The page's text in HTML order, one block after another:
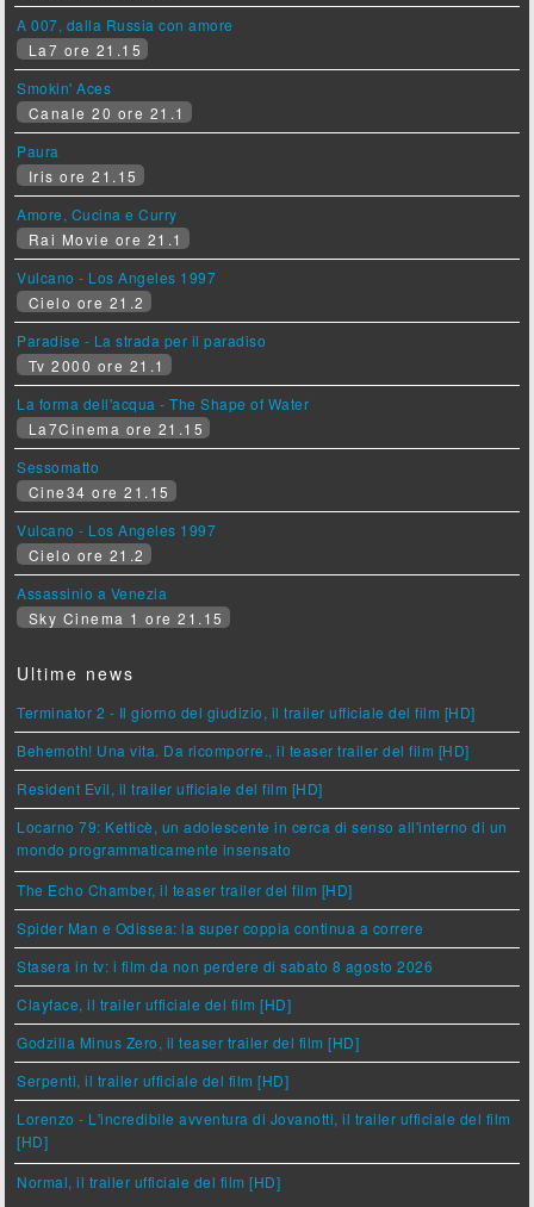
A 007, dalla Russia con amore
La7 ore 21.15
Smokin' Aces
Canale 20 ore 21.1
Paura
Iris ore 21.15
Amore, Cucina e Curry
Rai Movie ore 21.1
Vulcano - Los Angeles 1997
Cielo ore 21.2
Paradise - La strada per il paradiso
Tv 2000 ore 21.1
La forma dell'acqua - The Shape of Water
La7Cinema ore 21.15
Sessomatto
Cine34 ore 21.15
Vulcano - Los Angeles 1997
Cielo ore 21.2
Assassinio a Venezia
Sky Cinema 1 ore 21.15
Ultime news
Terminator 2 - Il giorno del giudizio, il trailer ufficiale del film [HD]
Behemoth! Una vita. Da ricomporre., il teaser trailer del film [HD]
Resident Evil, il trailer ufficiale del film [HD]
Locarno 79: Ketticè, un adolescente in cerca di senso all'interno di un
mondo programmaticamente insensato
The Echo Chamber, il teaser trailer del film [HD]
Spider Man e Odissea: la super coppia continua a correre
Stasera in tv: i film da non perdere di sabato 8 agosto 2026
Clayface, il trailer ufficiale del film [HD]
Godzilla Minus Zero, il teaser trailer del film [HD]
Serpenti, il trailer ufficiale del film [HD]
Lorenzo - L'incredibile avventura di Jovanotti, il trailer ufficiale del film
[HD]
Normal, il trailer ufficiale del film [HD]